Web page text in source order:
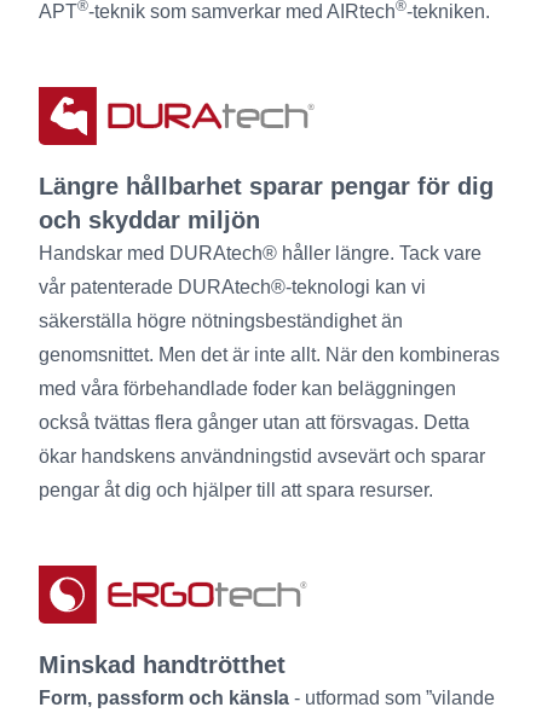
APT®-teknik som samverkar med AIRtech®-tekniken.
Längre hållbarhet sparar pengar för dig
och skyddar miljön
Handskar med DURAtech® håller längre. Tack vare
vår patenterade DURAtech®-teknologi kan vi
säkerställa högre nötningsbeständighet än
genomsnittet. Men det är inte allt. När den kombineras
med våra förbehandlade foder kan beläggningen
också tvättas flera gånger utan att försvagas. Detta
ökar handskens användningstid avsevärt och sparar
pengar åt dig och hjälper till att spara resurser.
Minskad handtrötthet
Form, passform och känsla - utformad som ”vilande